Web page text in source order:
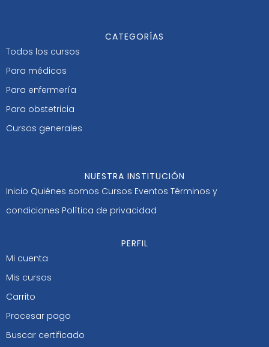
CATEGORÍAS
Todos los cursos
Para médicos
Para enfermería
Para obstetricia
Cursos generales
NUESTRA INSTITUCIÓN
Inicio Quiénes somos Cursos Eventos Términos y
condiciones Política de privacidad
PERFIL
Mi cuenta
Mis cursos
Carrito
Procesar pago
Buscar certificado